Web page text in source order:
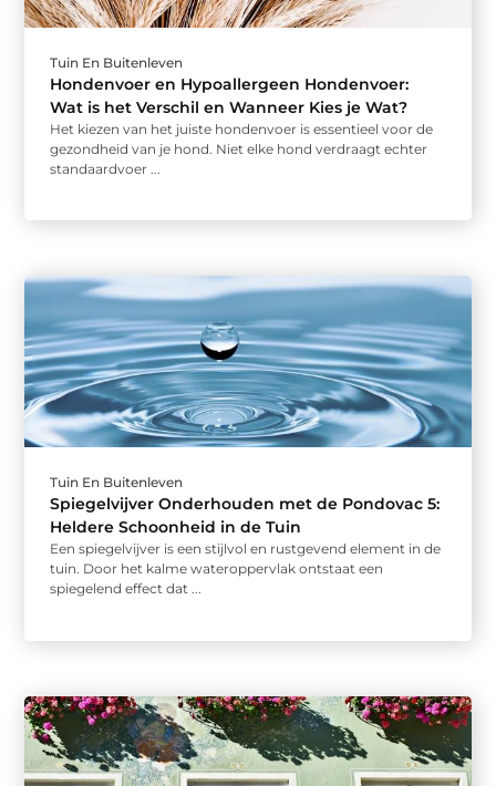
Tuin En Buitenleven
Hondenvoer en Hypoallergeen Hondenvoer:
Wat is het Verschil en Wanneer Kies je Wat?
Het kiezen van het juiste hondenvoer is essentieel voor de
gezondheid van je hond. Niet elke hond verdraagt echter
standaardvoer ...
Tuin En Buitenleven
Spiegelvijver Onderhouden met de Pondovac 5:
Heldere Schoonheid in de Tuin
Een spiegelvijver is een stijlvol en rustgevend element in de
tuin. Door het kalme wateroppervlak ontstaat een
spiegelend effect dat ...